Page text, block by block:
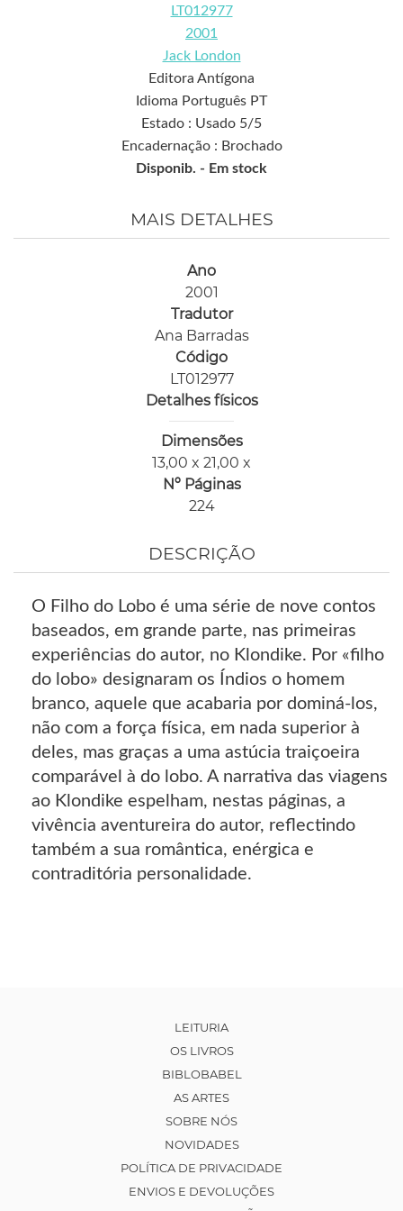
LT012977
2001
Jack London
Editora Antígona
Idioma Português PT
Estado : Usado 5/5
Encadernação : Brochado
Disponib. - Em stock
MAIS DETALHES
Ano
2001
Tradutor
Ana Barradas
Código
LT012977
Detalhes físicos
Dimensões
13,00 x 21,00 x
Nº Páginas
224
DESCRIÇÃO
O Filho do Lobo é uma série de nove contos
baseados, em grande parte, nas primeiras
experiências do autor, no Klondike. Por «filho
do lobo» designaram os Índios o homem
branco, aquele que acabaria por dominá-los,
não com a força física, em nada superior à
deles, mas graças a uma astúcia traiçoeira
comparável à do lobo. A narrativa das viagens
ao Klondike espelham, nestas páginas, a
vivência aventureira do autor, reflectindo
também a sua romântica, enérgica e
contraditória personalidade.
LEITURIA
OS LIVROS
BIBLOBABEL
AS ARTES
SOBRE NÓS
NOVIDADES
POLÍTICA DE PRIVACIDADE
ENVIOS E DEVOLUÇÕES